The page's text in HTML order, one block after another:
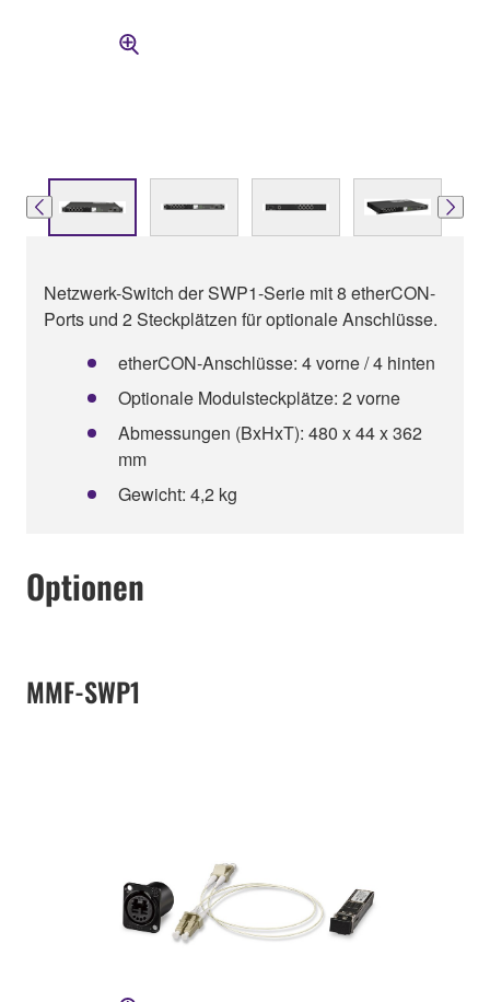
Netzwerk-Switch der SWP1-Serie mit 8 etherCON-
Ports und 2 Steckplätzen für optionale Anschlüsse.
etherCON-Anschlüsse: 4 vorne / 4 hinten
Optionale Modulsteckplätze: 2 vorne
Abmessungen (BxHxT): 480 x 44 x 362
mm
Gewicht: 4,2 kg
Optionen
MMF-SWP1